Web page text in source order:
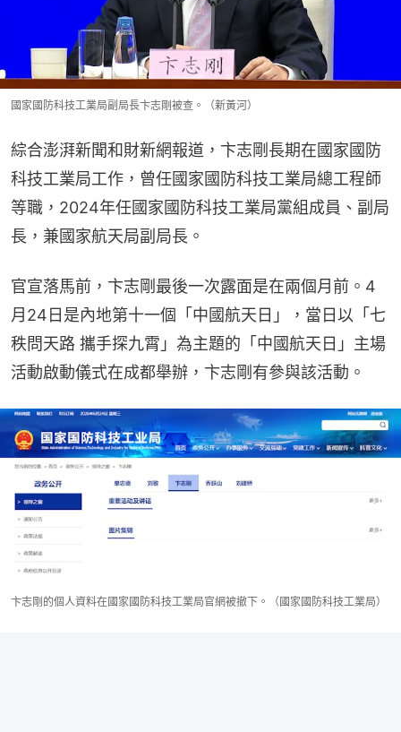
國家國防科技工業局副局長卞志剛被查。（新黃河）
綜合澎湃新聞和財新網報道，卞志剛長期在國家國防
科技工業局工作，曾任國家國防科技工業局總工程師
等職，2024年任國家國防科技工業局黨組成員、副局
長，兼國家航天局副局長。
官宣落馬前，卞志剛最後一次露面是在兩個月前。4
月24日是內地第十一個「中國航天日」，當日以「七
秩問天路 攜手探九霄」為主題的「中國航天日」主場
活動啟動儀式在成都舉辦，卞志剛有參與該活動。
卞志剛的個人資料在國家國防科技工業局官網被撤下。（國家國防科技工業局）